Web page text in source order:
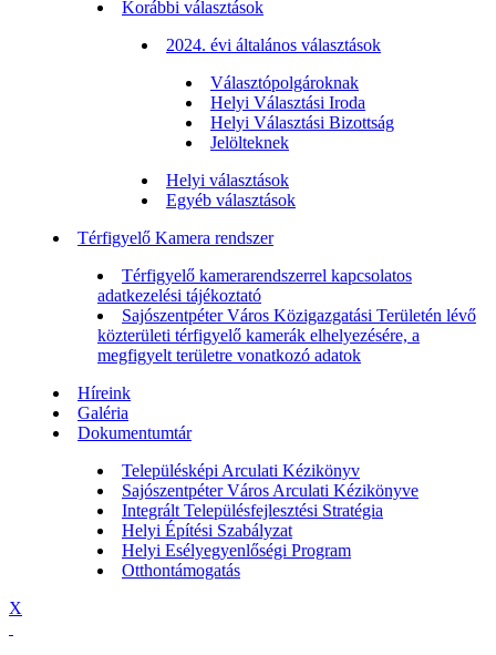
Korábbi választások
2024. évi általános választások
Választópolgároknak
Helyi Választási Iroda
Helyi Választási Bizottság
Jelölteknek
Helyi választások
Egyéb választások
Térfigyelő Kamera rendszer
Térfigyelő kamerarendszerrel kapcsolatos
adatkezelési tájékoztató
Sajószentpéter Város Közigazgatási Területén lévő
közterületi térfigyelő kamerák elhelyezésére, a
megfigyelt területre vonatkozó adatok
Híreink
Galéria
Dokumentumtár
Településképi Arculati Kézikönyv
Sajószentpéter Város Arculati Kézikönyve
Integrált Településfejlesztési Stratégia
Helyi Építési Szabályzat
Helyi Esélyegyenlőségi Program
Otthontámogatás
X